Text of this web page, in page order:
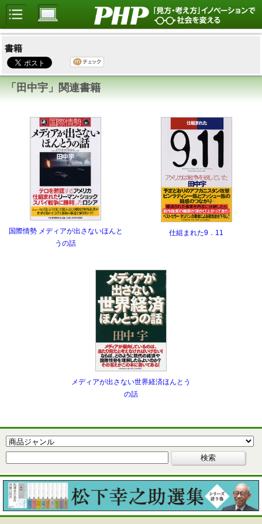
書籍
「田中宇」関連書籍
国際情勢 メディアが出さないほんと
うの話
仕組まれた9．11
メディアが出さない世界経済ほんとう
の話